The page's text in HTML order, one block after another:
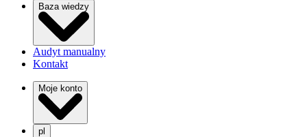
Baza wiedzy
Audyt manualny
Kontakt
Moje konto
pl